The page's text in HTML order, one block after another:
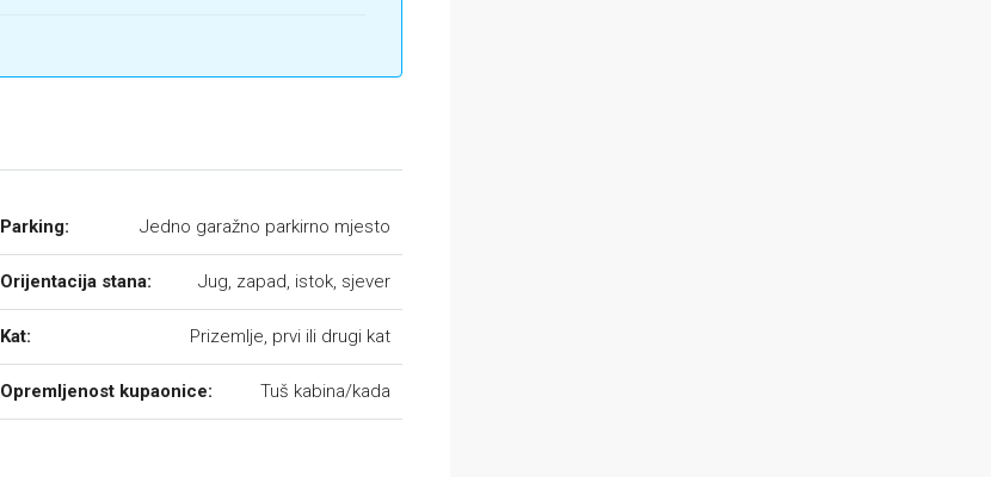
Parking: Jedno garažno parkirno mjesto
Orijentacija stana: Jug, zapad, istok, sjever
Kat: Prizemlje, prvi ili drugi kat
Opremljenost kupaonice: Tuš kabina/kada